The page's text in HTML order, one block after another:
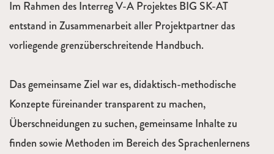
Im Rahmen des Interreg V-A Projektes BIG SK-AT
entstand in Zusammenarbeit aller Projektpartner das
vorliegende grenzüberschreitende Handbuch.
Das gemeinsame Ziel war es, didaktisch-methodische
Konzepte füreinander transparent zu machen,
Überschneidungen zu suchen, gemeinsame Inhalte zu
finden sowie Methoden im Bereich des Sprachenlernens